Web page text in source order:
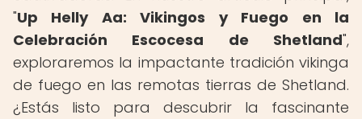
"Up Helly Aa: Vikingos y Fuego en la
Celebración Escocesa de Shetland",
exploraremos la impactante tradición vikinga
de fuego en las remotas tierras de Shetland.
¿Estás listo para descubrir la fascinante